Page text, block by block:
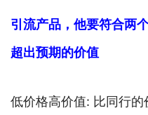
引流产品，他要符合两
超出预期的价值
低价格高价值: 比同行